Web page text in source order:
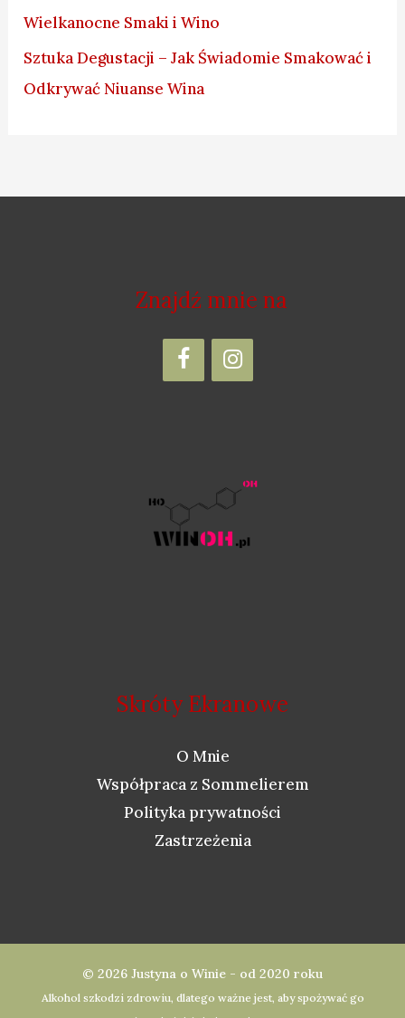
Wielkanocne Smaki i Wino
Sztuka Degustacji – Jak Świadomie Smakować i
Odkrywać Niuanse Wina
Znajdź mnie na
Skróty Ekranowe
O Mnie
Współpraca z Sommelierem
Polityka prywatności
Zastrzeżenia
© 2026 Justyna o Winie - od 2020 roku
Alkohol szkodzi zdrowiu, dlatego ważne jest, aby spożywać go